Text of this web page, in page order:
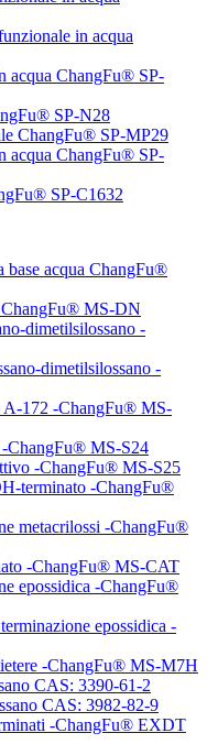
in acqua
acqua ChangFu® SP-
SP-N28
ChangFu® SP-MP29
acqua ChangFu® SP-
SP-C1632
base acqua ChangFu®
ChangFu® MS-DN
dimetilsilossano -
dimetilsilossano -
A-172 -ChangFu® MS-
ChangFu® MS-S24
-ChangFu® MS-S25
terminato -ChangFu®
metacrilossi -ChangFu®
-ChangFu® MS-CAT
epossidica -ChangFu®
epossidica -
-ChangFu® MS-M7H
CAS: 3390-61-2
CAS: 3982-82-9
-ChangFu® EXDT